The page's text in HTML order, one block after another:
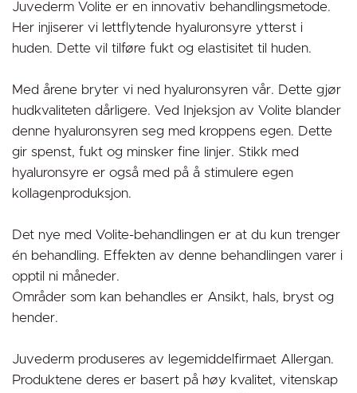
Juvederm Volite er en innovativ behandlingsmetode.
Her injiserer vi lettflytende hyaluronsyre ytterst i
huden. Dette vil tilføre fukt og elastisitet til huden.
Med årene bryter vi ned hyaluronsyren vår. Dette gjør
hudkvaliteten dårligere. Ved Injeksjon av Volite blander
denne hyaluronsyren seg med kroppens egen. Dette
gir spenst, fukt og minsker fine linjer. Stikk med
hyaluronsyre er også med på å stimulere egen
kollagenproduksjon.
Det nye med Volite-behandlingen er at du kun trenger
én behandling. Effekten av denne behandlingen varer i
opptil ni måneder.
Områder som kan behandles er Ansikt, hals, bryst og
hender.
Juvederm produseres av legemiddelfirmaet Allergan.
Produktene deres er basert på høy kvalitet, vitenskap